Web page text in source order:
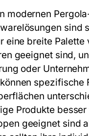
modernen
sind
eine breite Palette
geeignet sind,
oder
spezifische
Produkte
geeignet sind